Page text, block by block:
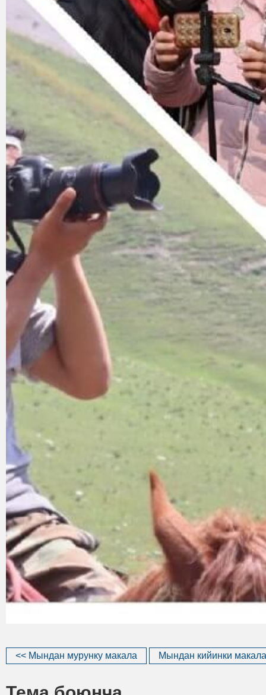
<< Мындан мурунку макала Мындан кийинки